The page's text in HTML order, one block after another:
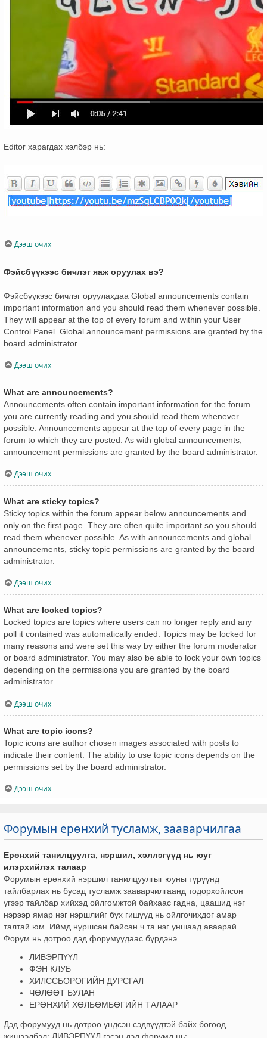
Editor харагдах хэлбэр нь:
Дээш очих
Фэйсбүүкээс бичлэг яаж оруулах вэ?
Фэйсбүүкээс бичлэг оруулахдаа Global announcements contain
important information and you should read them whenever possible.
They will appear at the top of every forum and within your User
Control Panel. Global announcement permissions are granted by the
board administrator.
Дээш очих
What are announcements?
Announcements often contain important information for the forum
you are currently reading and you should read them whenever
possible. Announcements appear at the top of every page in the
forum to which they are posted. As with global announcements,
announcement permissions are granted by the board administrator.
Дээш очих
What are sticky topics?
Sticky topics within the forum appear below announcements and
only on the first page. They are often quite important so you should
read them whenever possible. As with announcements and global
announcements, sticky topic permissions are granted by the board
administrator.
Дээш очих
What are locked topics?
Locked topics are topics where users can no longer reply and any
poll it contained was automatically ended. Topics may be locked for
many reasons and were set this way by either the forum moderator
or board administrator. You may also be able to lock your own topics
depending on the permissions you are granted by the board
administrator.
Дээш очих
What are topic icons?
Topic icons are author chosen images associated with posts to
indicate their content. The ability to use topic icons depends on the
permissions set by the board administrator.
Дээш очих
Форумын ерөнхий тусламж, зааварчилгаа
Ерөнхий танилцуулга, нэршил, хэллэгүүд нь юуг
илэрхийлэх талаар
Форумын ерөнхий нэршил танилцуулгыг юуны түрүүнд
тайлбарлах нь бусад тусламж зааварчилгаанд тодорхойлсон
үгээр тайлбар хийхэд ойлгомжтой байхаас гадна, цаашид нэг
нэрээр ямар нэг нэршлийг бүх гишүүд нь ойлгочихдог амар
талтай юм. Иймд нуршсан байсан ч та нэг уншаад аваарай.
Форум нь дотроо дэд форумуудаас бүрдэнэ.
ЛИВЭРПҮҮЛ
ФЭН КЛУБ
ХИЛССБОРОГИЙН ДУРСГАЛ
ЧӨЛӨӨТ БУЛАН
ЕРӨНХИЙ ХӨЛБӨМБӨГИЙН ТАЛААР
Дэд форумууд нь дотроо үндсэн сэдвүүдтэй байх бөгөөд